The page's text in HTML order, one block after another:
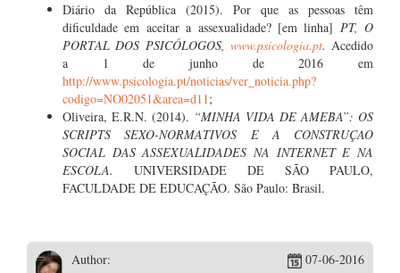
Diário da República (2015). Por que as pessoas têm
dificuldade em aceitar a assexualidade? [em linha] PT, O
PORTAL DOS PSICÓLOGOS, www.psicologia.pt. Acedido
a 1 de junho de 2016 em
http://www.psicologia.pt/noticias/ver_noticia.php?
codigo=NO02051&area=d11;
Oliveira, E.R.N. (2014). “MINHA VIDA DE AMEBA”: OS
SCRIPTS SEXO-NORMATIVOS E A CONSTRUÇAO
SOCIAL DAS ASSEXUALIDADES NA INTERNET E NA
ESCOLA.
UNIVERSIDADE DE SÃO PAULO,
FACULDADE DE EDUCAÇÃO. São Paulo: Brasil.
Author: 07-06-2016